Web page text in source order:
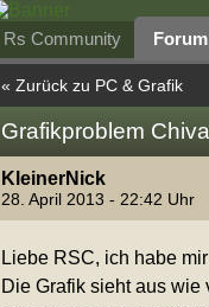
Rs Community
« Zurück zu PC & Grafik
Grafikproblem
KleinerNick
28. April 2013 - 22:42 Uhr
Liebe RSC, ich habe
Die Grafik sieht aus wie